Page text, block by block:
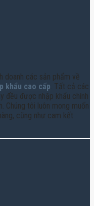
doanh các sản phẩm về
khẩu cao cấp. Tất cả các
đều được nhập khẩu chính
Chúng tôi luôn mong muốn
cũng như cam kết